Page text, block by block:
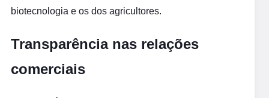
biotecnologia e os dos agricultores.
Transparência nas relações
comerciais